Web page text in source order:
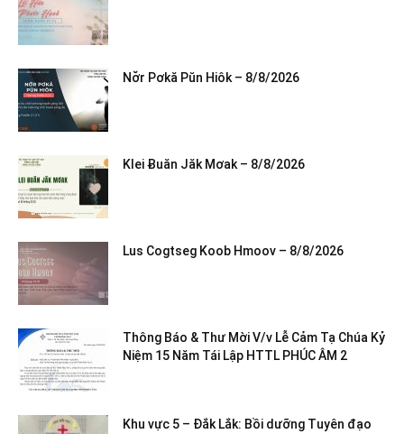
Nơ̆r Pơkă Pŭn Hiôk – 8/8/2026
Klei Ƀuăn Jăk Mơak – 8/8/2026
Lus Cogtseg Koob Hmoov – 8/8/2026
Thông Báo & Thư Mời V/v Lễ Cảm Tạ Chúa Kỷ
Niệm 15 Năm Tái Lập HTTL PHÚC ÂM 2
Khu vực 5 – Đắk Lắk: Bồi dưỡng Tuyên đạo